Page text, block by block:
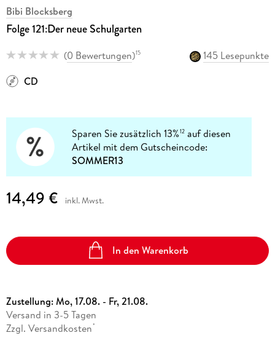
Bibi Blocksberg
Folge 121:Der neue Schulgarten
(0 Bewertungen)15
145 Lesepunkte
CD
Sparen Sie zusätzlich 13%12 auf diesen
Artikel mit dem Gutscheincode:
SOMMER13
14,49 € inkl. Mwst.
In den Warenkorb
Zustellung:Mo, 17.08. - Fr, 21.08.
Versand in 3-5 Tagen
Zzgl. Versandkosten *